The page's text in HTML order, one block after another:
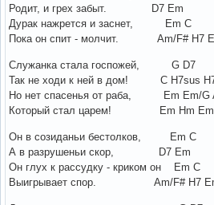
Родит, и грех забыт. D7 Em
Дурак нажрется и заснет, Em C
Пока он спит - молчит. Am/F# H7
Служанка стала госпожей, G D7
Так не ходи к ней в дом! C H7sus
Но нет спасенья от раба, Em Em/G
Который стал царем! Em Hm Em
Он в созиданьи бестолков, Em C
А в разрушеньи скор, D7 Em
Он глух к рассудку - криком он Em C
Выигрывает спор. Am/F# H7